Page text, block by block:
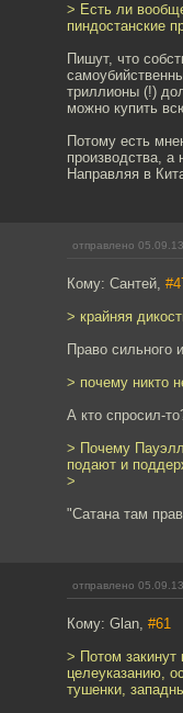
> Есть ли
пиндостанские
Пишут, что
триллионы (!)
можно купить
Потому есть
производства, а
Направляя в
отправлено
Кому: Сантей,
> крайняя
Право сильного
> почему никто
А кто спросил-
> Почему
подают и
>
"Сатана там
отправлено
Кому: Glan, #61
> Потом закинут
целеуказанию,
тушенки,